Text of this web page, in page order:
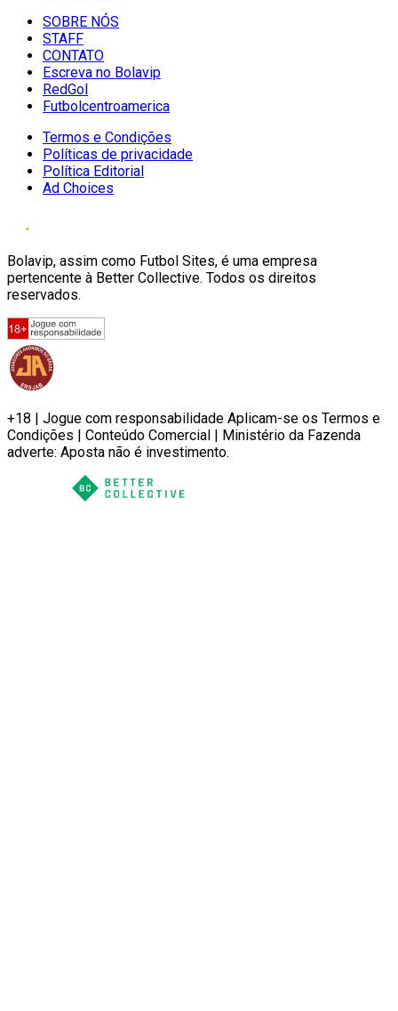
SOBRE NÓS
STAFF
CONTATO
Escreva no Bolavip
RedGol
Futbolcentroamerica
Termos e Condições
Políticas de privacidade
Política Editorial
Ad Choices
Bolavip, assim como Futbol Sites, é uma empresa
pertencente à Better Collective. Todos os direitos
reservados.
+18 | Jogue com responsabilidade Aplicam-se os Termos e
Condições | Conteúdo Comercial | Ministério da Fazenda
adverte: Aposta não é investimento.